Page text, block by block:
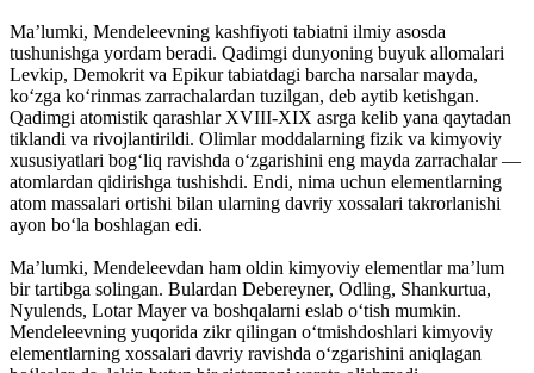
Ma’lumki, Mendeleevning kashfiyoti tabiatni ilmiy asosda
tushunishga yordam beradi. Qadimgi dunyoning buyuk allomalari
Levkip, Demokrit va Epikur tabiatdagi barcha narsalar mayda,
ko‘zga ko‘rinmas zarrachalardan tuzilgan, deb aytib ketishgan.
Qadimgi atomistik qarashlar XVIII-XIX asrga kelib yana qaytadan
tiklandi va rivojlantirildi. Olimlar moddalarning fizik va kimyoviy
xususiyatlari bog‘liq ravishda o‘zgarishini eng mayda zarrachalar —
atomlardan qidirishga tushishdi. Endi, nima uchun elementlarning
atom massalari ortishi bilan ularning davriy xossalari takrorlanishi
ayon bo‘la boshlagan edi.
Ma’lumki, Mendeleevdan ham oldin kimyoviy elementlar ma’lum
bir tartibga solingan. Bulardan Debereyner, Odling, Shankurtua,
Nyulends, Lotar Mayer va boshqalarni eslab o‘tish mumkin.
Mendeleevning yuqorida zikr qilingan o‘tmishdoshlari kimyoviy
elementlarning xossalari davriy ravishda o‘zgarishini aniqlagan